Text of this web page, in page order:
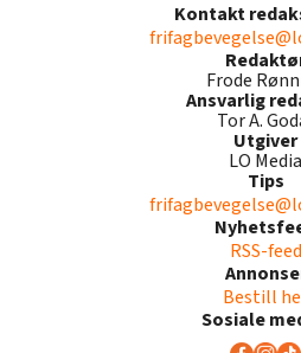
Kontakt
Frode
Ansvarlig
Tor A.
Utgiver
LO Media
Tips
RSS-feed
Bestill
Sosiale